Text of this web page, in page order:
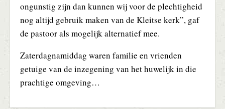
ongunstig zijn dan kunnen wij voor de plechtigheid
nog altijd gebruik maken van de Kleitse kerk”, gaf
de pastoor als mogelijk alternatief mee.
Zaterdagnamiddag waren familie en vrienden
getuige van de inzegening van het huwelijk in die
prachtige omgeving…